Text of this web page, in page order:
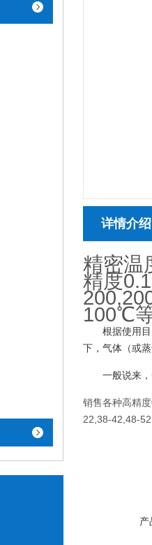
详情介绍
精密温
精度
100℃
根据使用
下，气体（或
一般说来
销售各种高精
22,38-42,48-
产